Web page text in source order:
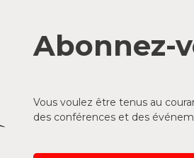
Abonnez-
Vous voulez être tenus au
des conférences et des